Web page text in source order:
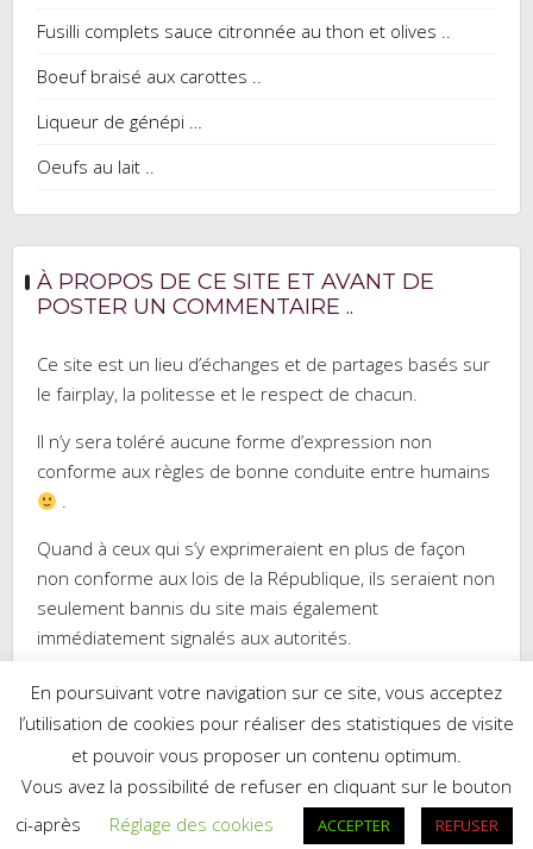
Fusilli complets sauce citronnée au thon et olives ..
Boeuf braisé aux carottes ..
Liqueur de génépi …
Oeufs au lait ..
À PROPOS DE CE SITE ET AVANT DE
POSTER UN COMMENTAIRE ..
Ce site est un lieu d’échanges et de partages basés sur
le fairplay, la politesse et le respect de chacun.
Il n’y sera toléré aucune forme d’expression non
conforme aux règles de bonne conduite entre humains
.
Quand à ceux qui s’y exprimeraient en plus de façon
non conforme aux lois de la République, ils seraient non
seulement bannis du site mais également
immédiatement signalés aux autorités.
Réalisé par WordPress|Thème :Trustedpar UXL Themes
Mes recettes sur Cookpad.fr
En poursuivant votre navigation sur ce site, vous acceptez
l’utilisation de cookies pour réaliser des statistiques de visite
et pouvoir vous proposer un contenu optimum.
Vous avez la possibilité de refuser en cliquant sur le bouton
ci-après
Réglage des cookies ACCEPTER REFUSER